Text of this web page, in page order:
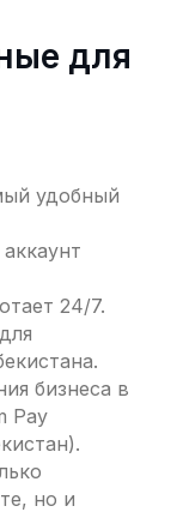
для
удобный
24/7.
бизнеса в
Pay
но и